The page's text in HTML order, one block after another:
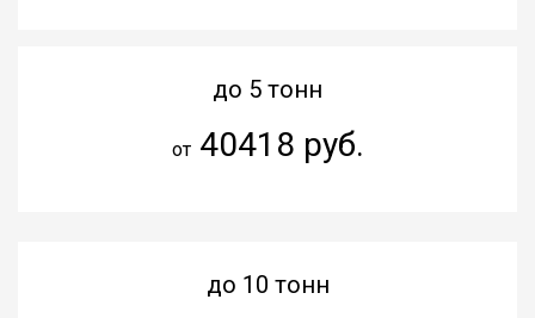
до 5 тонн
от40418 руб.
до 10 тонн